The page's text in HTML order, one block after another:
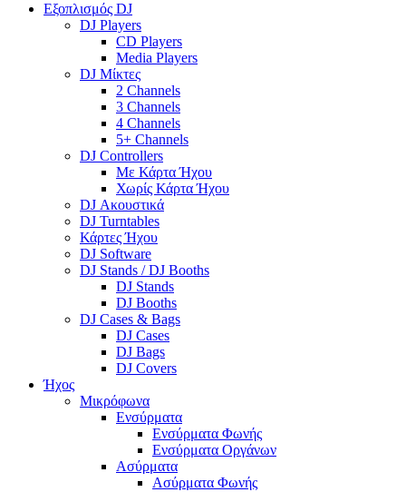
Εξοπλισμός DJ
DJ Players
CD Players
Media Players
DJ Μίκτες
2 Channels
3 Channels
4 Channels
5+ Channels
DJ Controllers
Με Κάρτα Ήχου
Χωρίς Κάρτα Ήχου
DJ Ακουστικά
DJ Turntables
Κάρτες Ήχου
DJ Software
DJ Stands / DJ Booths
DJ Stands
DJ Booths
DJ Cases & Bags
DJ Cases
DJ Bags
DJ Covers
Ήχος
Μικρόφωνα
Ενσύρματα
Ενσύρματα Φωνής
Ενσύρματα Οργάνων
Ασύρματα
Ασύρματα Φωνής